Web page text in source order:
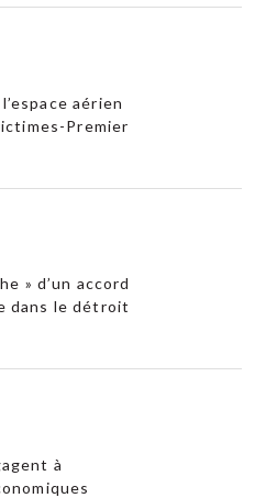
aérien
Premier
» d’un accord
dans le détroit
à